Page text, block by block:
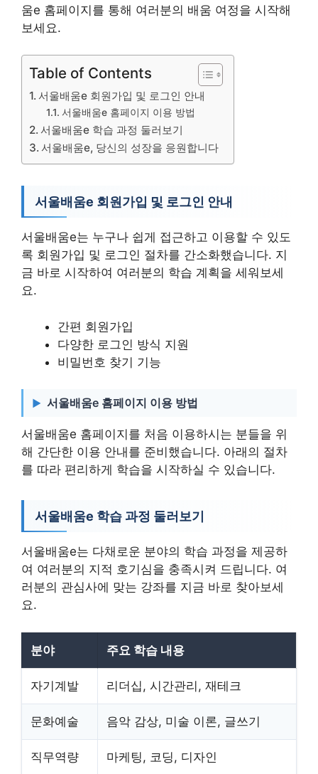
움e 홈페이지를 통해 여러분의 배움 여정을 시작해
보세요.
Table of Contents
서울배움e 회원가입 및 로그인 안내
서울배움e 홈페이지 이용 방법
서울배움e 학습 과정 둘러보기
서울배움e, 당신의 성장을 응원합니다
서울배움e 회원가입 및 로그인 안내
서울배움e는 누구나 쉽게 접근하고 이용할 수 있도
록 회원가입 및 로그인 절차를 간소화했습니다. 지
금 바로 시작하여 여러분의 학습 계획을 세워보세
요.
간편 회원가입
다양한 로그인 방식 지원
비밀번호 찾기 기능
서울배움e 홈페이지 이용 방법
서울배움e 홈페이지를 처음 이용하시는 분들을 위
해 간단한 이용 안내를 준비했습니다. 아래의 절차
를 따라 편리하게 학습을 시작하실 수 있습니다.
서울배움e 학습 과정 둘러보기
서울배움e는 다채로운 분야의 학습 과정을 제공하
여 여러분의 지적 호기심을 충족시켜 드립니다. 여
러분의 관심사에 맞는 강좌를 지금 바로 찾아보세
요.
분야 주요 학습 내용
자기계발 리더십, 시간관리, 재테크
문화예술 음악 감상, 미술 이론, 글쓰기
직무역량 마케팅, 코딩, 디자인